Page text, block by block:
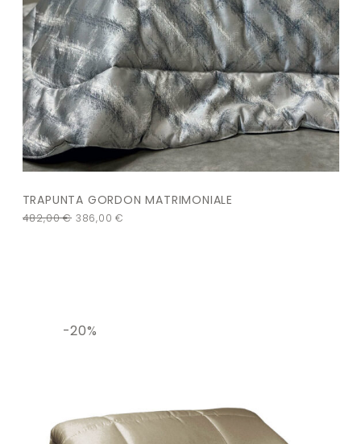
TRAPUNTA GORDON MATRIMONIALE
482,00€ 386,00€
-20%